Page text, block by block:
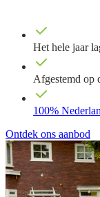
Het hele jaar
Afgestemd op
100%
Ontdek ons aanbod